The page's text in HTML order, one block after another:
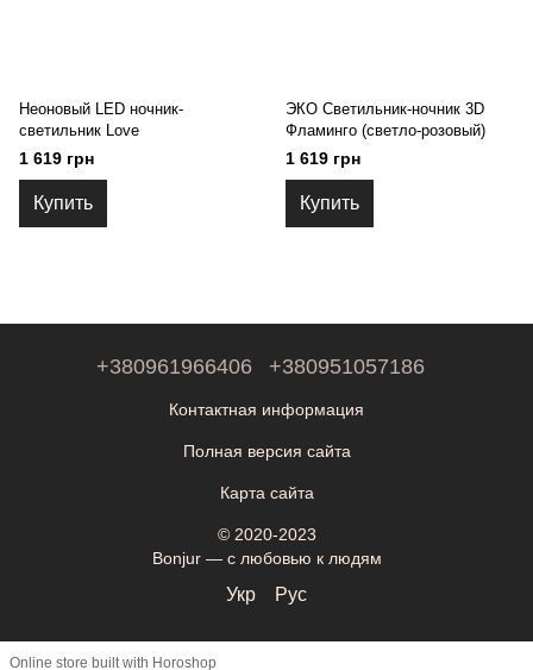
Неоновый LED ночник-
светильник Love
1 619 грн
Купить
ЭКО Светильник-ночник 3D
Фламинго (светло-розовый)
1 619 грн
Купить
+380961966406 +380951057186
Контактная информация
Полная версия сайта
Карта сайта
© 2020-2023
Bonjur — с любовью к людям
Укр Рус
Online store built with Horoshop